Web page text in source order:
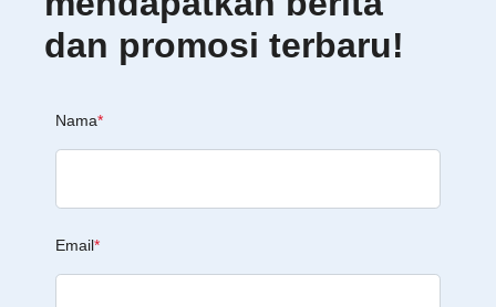
dan promosi terbaru!
Nama*
Email*